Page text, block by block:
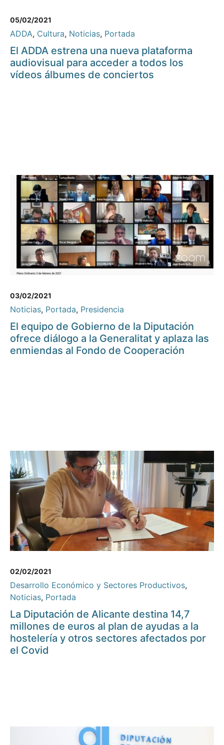
05/02/2021
ADDA, Cultura, Noticias, Portada
El ADDA estrena una nueva plataforma
audiovisual para acceder a todos los
vídeos álbumes de conciertos
03/02/2021
Noticias, Portada, Presidencia
El equipo de Gobierno de la Diputación
ofrece diálogo a la Generalitat y aplaza las
enmiendas al Fondo de Cooperación
02/02/2021
Desarrollo Económico y Sectores Productivos,
Noticias, Portada
La Diputación de Alicante destina 14,7
millones de euros al plan de ayudas a la
hostelería y otros sectores afectados por
el Covid